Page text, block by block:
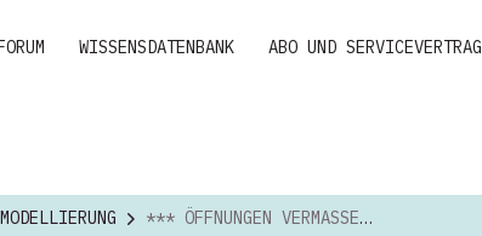
WISSENSDATENBANK ABO UND SERVICEVERTRAG
MODELLIERUNG *** ÖFFNUNGEN VERMASSEN ***